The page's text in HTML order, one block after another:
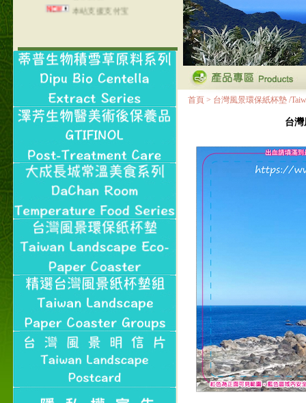
2017年1月1日起，中国大
首頁 > 台灣風景環保紙杯墊 /
台灣